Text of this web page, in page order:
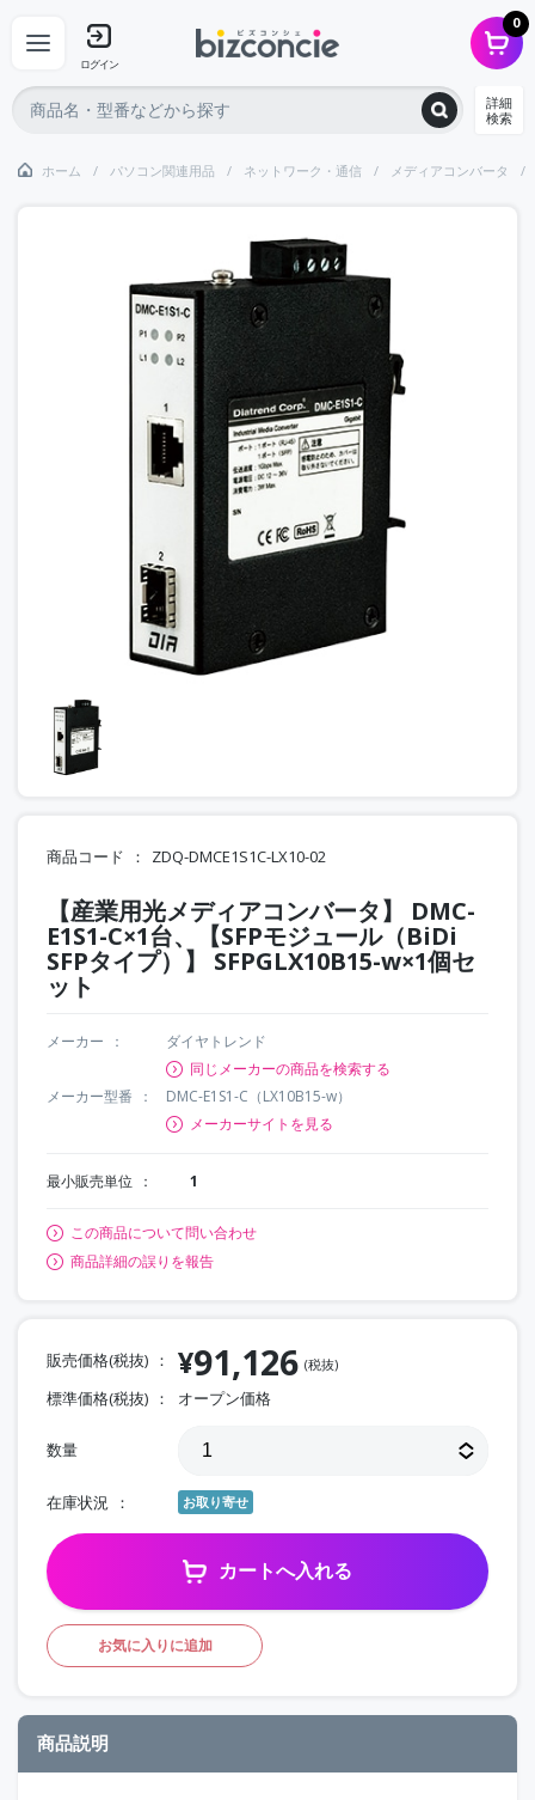
ログイン
0
詳細
検索
ホーム パソコン関連用品 ネットワーク・通信 メディアコンバータ
商品コード ZDQ-DMCE1S1C-LX10-02
【産業用光メディアコンバータ】 DMC-
E1S1-C×1台、【SFPモジュール（BiDi
SFPタイプ）】 SFPGLX10B15-w×1個セ
ット
メーカー
ダイヤトレンド
同じメーカーの商品を検索する
メーカー型番
DMC-E1S1-C（LX10B15-w）
メーカーサイトを見る
最小販売単位 1
この商品について問い合わせ
商品詳細の誤りを報告
販売価格(税抜) ¥91,126 (税抜)
標準価格(税抜) オープン価格
数量
在庫状況 お取り寄せ
カートへ入れる
お気に入りに追加
商品説明